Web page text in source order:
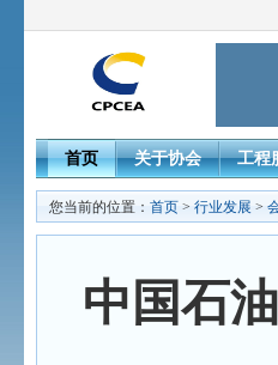
首页 关于协会 工程
您当前的位置： 首页 > 行业发展 >
中国石